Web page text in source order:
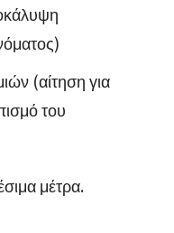
(αίτηση για
του
μέτρα.